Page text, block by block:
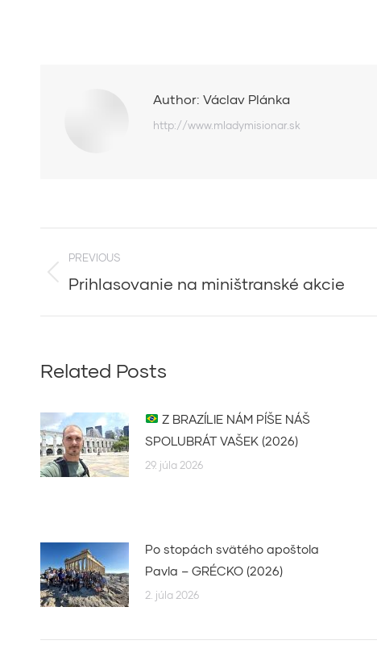
Author: Václav Plánka
http://www.mladymisionar.sk
navigation
PREVIOUS
Previous
Prihlasovanie na miništranské akcie
Related Posts
Z BRAZÍLIE NÁM PÍŠE NÁŠ
SPOLUBRÁT VAŠEK (2026)
29. júla 2026
Po stopách svätého apoštola
Pavla – GRÉCKO (2026)
2. júla 2026